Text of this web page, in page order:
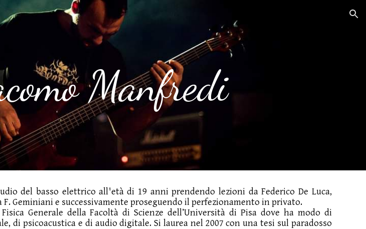
Skip to navigation
Manfredi
del basso elettrico all'età di 19 anni prendendo lezioni da Federico De Luca,
F. Geminiani e successivamente proseguendo il perfezionamento in privato.
Generale della Facoltà di Scienze dell’Università di Pisa dove ha modo di
di psicoacustica e di audio digitale. Si laurea nel 2007 con una tesi sul paradosso